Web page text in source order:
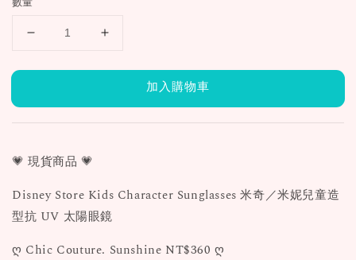
加入購物車
💗 現貨商品 💗
Disney Store Kids Character Sunglasses 米奇／米妮兒童造
型抗 UV 太陽眼鏡
ღ Chic Couture. Sunshine NT$360 ღ